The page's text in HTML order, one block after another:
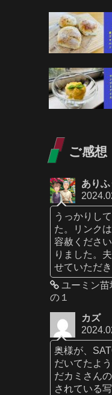
ご感想
あり
うっかりし
た。リンク
容赦くださ
りました。
せていただき
ユーミン
の１
カズ
奥様が、
だいてたよ
だカミさん
されている